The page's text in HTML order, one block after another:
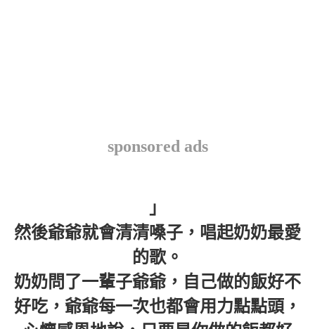
sponsored ads
」
然後爺爺就會清清嗓子，唱起奶奶最愛
的歌。
奶奶問了一輩子爺爺，自己做的飯好不
好吃，爺爺每一次也都會用力點點頭，